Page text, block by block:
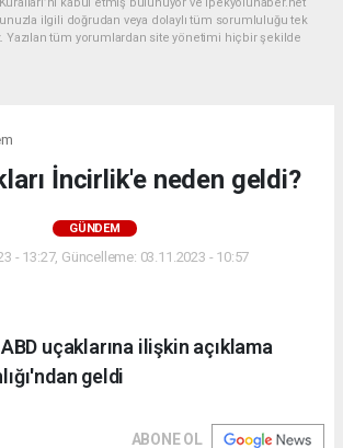
kabul etmiş bulunuyor ve ipekyoluhaber.net
ilgili doğrudan veya dolaylı tüm sorumluluğu tek
Yazılan tüm yorumlardan site yönetimi hiçbir şekilde
İncirlik'e neden geldi?
GÜNDEM
- 13:27, Güncelleme: 03.11.2023 - 10:57
uçaklarına ilişkin açıklama
geldi
ABONE OL